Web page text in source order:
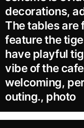
decorations,
The tables are
feature the
have playful
vibe of the
welcoming,
outing., photo